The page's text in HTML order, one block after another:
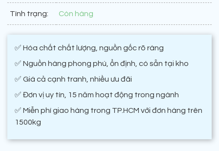
Tình trạng: Còn hàng
✅ Hóa chất chất lượng, nguồn gốc rõ ràng
✅ Nguồn hàng phong phú, ổn định, có sẵn tại kho
✅ Giá cả cạnh tranh, nhiều ưu đãi
✅ Đơn vị uy tín, 15 năm hoạt động trong ngành
✅ Miễn phí giao hàng trong TP.HCM với đơn hàng trên
1500kg